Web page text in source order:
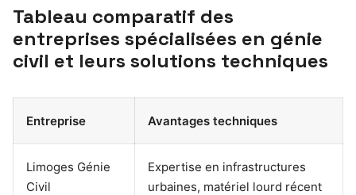
Tableau comparatif des
entreprises spécialisées en génie
civil et leurs solutions techniques
Entreprise Avantages techniques
Limoges Génie
Civil
Expertise en infrastructures
urbaines, matériel lourd récent